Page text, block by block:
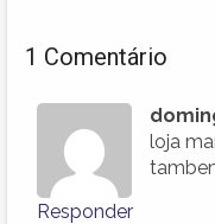
1 Comentário
loja
Responder